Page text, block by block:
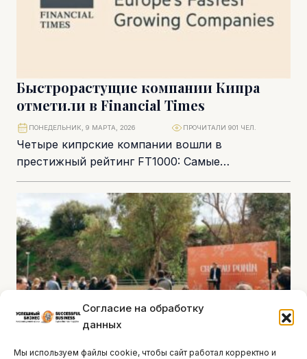
Согласие на обработку
данных
Мы используем файлы cookie, чтобы сайт работал корректно и
Быстрорастущие компании Кипра
отметили в Financial Times
Четыре кипрские компании вошли в
престижный рейтинг FT1000: Самые
быстрорастущие компании Европы 2026. Их
признание подчеркивает влияние Кипра в
европейском...
ПОНЕДЕЛЬНИК, 9 МАРТА, 2026 ПРОЧИТАЛИ 901 ЧЕЛ.